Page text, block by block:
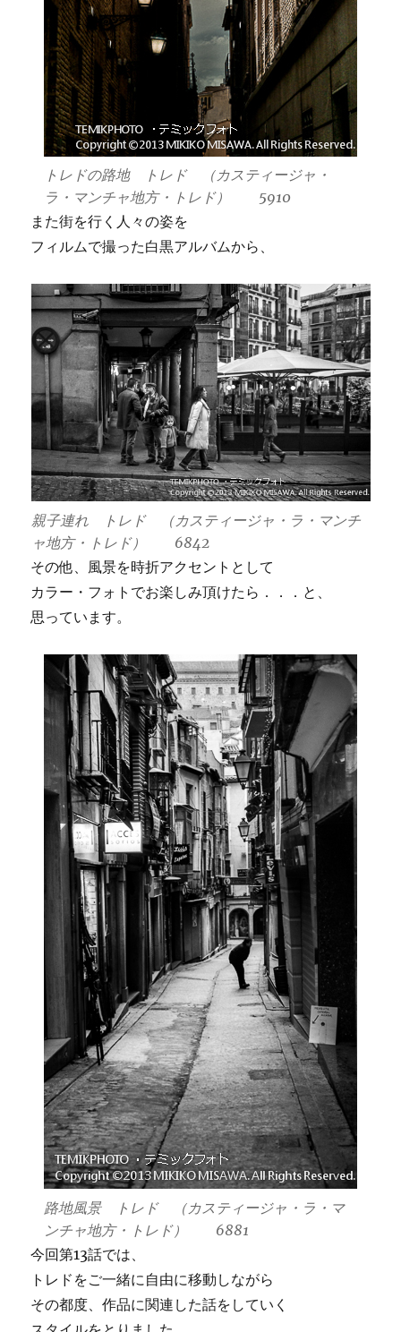
トレドの路地 トレド （カスティージャ・
ラ・マンチャ地方・トレド） 5910
また街を行く人々の姿を
フィルムで撮った白黒アルバムから、
親子連れ トレド （カスティージャ・ラ・マンチ
ャ地方・トレド） 6842
その他、風景を時折アクセントとして
カラー・フォトでお楽しみ頂けたら．．．と、
思っています。
路地風景 トレド （カスティージャ・ラ・マ
ンチャ地方・トレド） 6881
今回第13話では、
トレドをご一緒に自由に移動しながら
その都度、作品に関連した話をしていく